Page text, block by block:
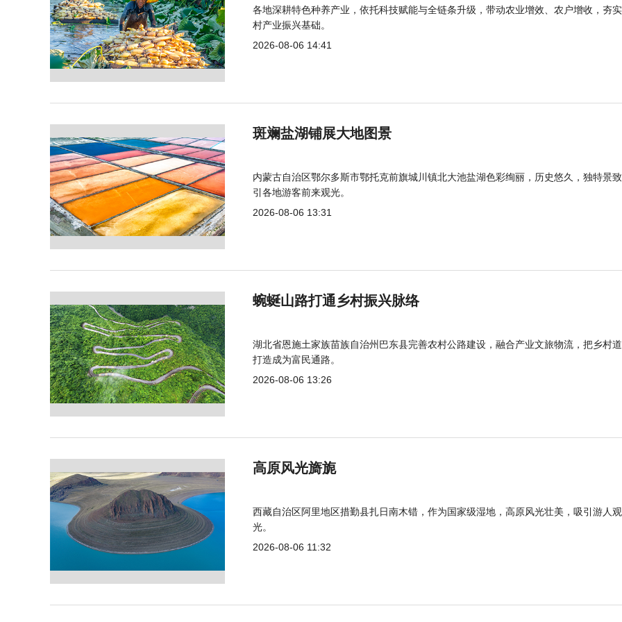
各地深耕特色种养产业，依托科技赋能与全链条升级，带动农业增效、农户增收，夯
村产业振兴基础。
2026-08-06 14:41
斑斓盐湖铺展大地图景
内蒙古自治区鄂尔多斯市鄂托克前旗城川镇北大池盐湖色彩绚丽，历史悠久，独特景
引各地游客前来观光。
2026-08-06 13:31
蜿蜒山路打通乡村振兴脉络
湖北省恩施土家族苗族自治州巴东县完善农村公路建设，融合产业文旅物流，把乡村
打造成为富民通路。
2026-08-06 13:26
高原风光旖旎
西藏自治区阿里地区措勤县扎日南木错，作为国家级湿地，高原风光壮美，吸引游人观
光。
2026-08-06 11:32